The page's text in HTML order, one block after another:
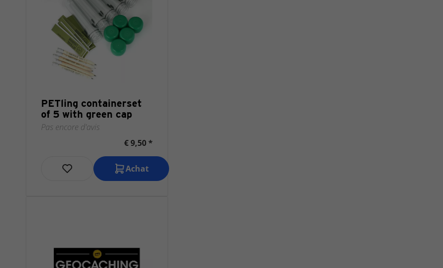
PETling containerset
of 5 with green cap
Pas encore d'avis
€ 9,50 *
Achat